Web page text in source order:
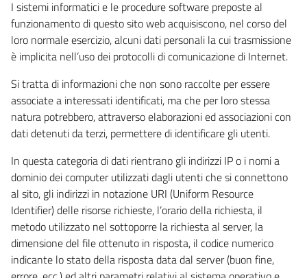
I sistemi informatici e le procedure software preposte al
funzionamento di questo sito web acquisiscono, nel corso del
loro normale esercizio, alcuni dati personali la cui trasmissione
è implicita nell’uso dei protocolli di comunicazione di Internet.
Si tratta di informazioni che non sono raccolte per essere
associate a interessati identificati, ma che per loro stessa
natura potrebbero, attraverso elaborazioni ed associazioni con
dati detenuti da terzi, permettere di identificare gli utenti.
In questa categoria di dati rientrano gli indirizzi IP o i nomi a
dominio dei computer utilizzati dagli utenti che si connettono
al sito, gli indirizzi in notazione URI (Uniform Resource
Identifier) delle risorse richieste, l’orario della richiesta, il
metodo utilizzato nel sottoporre la richiesta al server, la
dimensione del file ottenuto in risposta, il codice numerico
indicante lo stato della risposta data dal server (buon fine,